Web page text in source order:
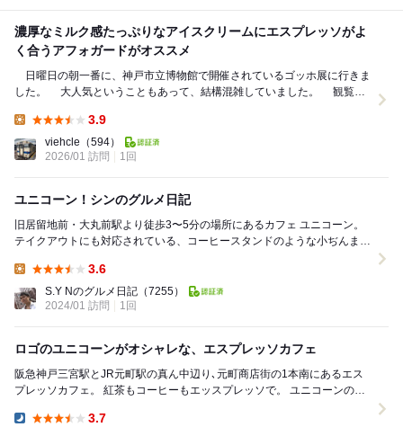
濃厚なミルク感たっぷりなアイスクリームにエスプレッソがよ
く合うアフォガードがオススメ
日曜日の朝一番に、神戸市立博物館で開催されているゴッホ展に行きま
した。 大人気ということもあって、結構混雑していました。 観覧
3.9
viehcle （594）
2026/01 訪問
1回
ユニコーン！シンのグルメ日記
旧居留地前・大丸前駅より徒歩3〜5分の場所にあるカフェ ユニコーン。
テイクアウトにも対応されている、コーヒースタンドのような小ぢんまり
3.6
S.Y Nのグルメ日記 （7255）
2024/01 訪問
1回
ロゴのユニコーンがオシャレな、エスプレッソカフェ
阪急神戸三宮駅とJR元町駅の真ん中辺り､元町商店街の1本南にあるエス
プレッソカフェ。 紅茶もコーヒーもエッスプレッソで。 ユニコーンのロ
3.7